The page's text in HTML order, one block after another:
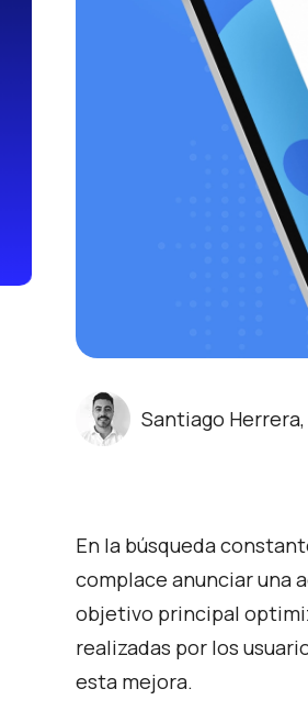
Santiago
En la búsqueda
complace anunciar una
objetivo principal
realizadas por los
esta mejora.